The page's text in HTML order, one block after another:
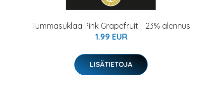
Tummasuklaa Pink Grapefruit - 23% alennus
1.99 EUR
LISÄTIETOJA